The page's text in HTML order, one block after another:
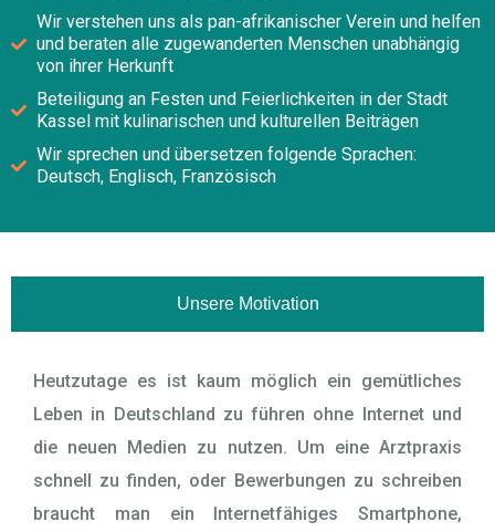
Wir verstehen uns als pan-afrikanischer Verein und helfen
und beraten alle zugewanderten Menschen unabhängig
von ihrer Herkunft
Beteiligung an Festen und Feierlichkeiten in der Stadt
Kassel mit kulinarischen und kulturellen Beiträgen
Wir sprechen und übersetzen folgende Sprachen:
Deutsch, Englisch, Französisch
Unsere Motivation
Heutzutage es ist kaum möglich ein gemütliches
Leben in Deutschland zu führen ohne Internet und
die neuen Medien zu nutzen. Um eine Arztpraxis
schnell zu finden, oder Bewerbungen zu schreiben
braucht man ein Internetfähiges Smartphone,